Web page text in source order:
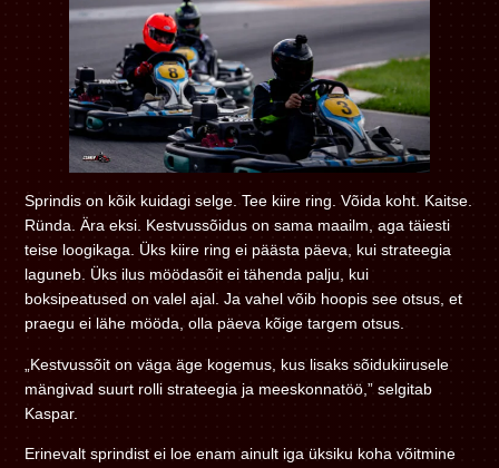
Sprindis on kõik kuidagi selge. Tee kiire ring. Võida koht. Kaitse.
Ründa. Ära eksi. Kestvussõidus on sama maailm, aga täiesti
teise loogikaga. Üks kiire ring ei päästa päeva, kui strateegia
laguneb. Üks ilus möödasõit ei tähenda palju, kui
boksipeatused on valel ajal. Ja vahel võib hoopis see otsus, et
praegu ei lähe mööda, olla päeva kõige targem otsus.
„Kestvussõit on väga äge kogemus, kus lisaks sõidukiirusele
mängivad suurt rolli strateegia ja meeskonnatöö,” selgitab
Kaspar.
Erinevalt sprindist ei loe enam ainult iga üksiku koha võitmine